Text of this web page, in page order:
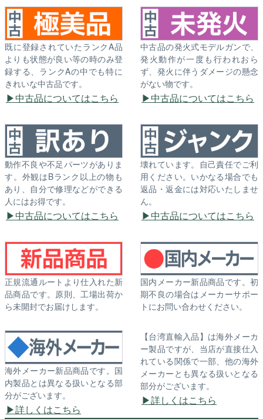
既に登録されていたランクA品
よりも状態が良い等の時のみ登
録する、ランクAの中でも特に
きれいな中古品です。
中古品についてはこちら
中古品の発火式モデルガンで、
発火動作が一度も行われおら
ず、発火に伴うダメージの懸念
がない物です。
中古品についてはこちら
動作不良や不足パーツがありま
す。外観はBランク以上の物も
あり、自分で修理などができる
人にはお得です。
中古品についてはこちら
壊れています。自己責任でご利
用ください。いかなる場合でも
返品・返金には対応いたしませ
ん。
中古品についてはこちら
正規流通ルートより仕入れた新
品商品です。原則、工場出荷か
ら未開封でお届けします。
国内メーカー新品商品です。初
期不良の場合はメーカーサポー
トにお問い合わせください。
海外メーカー新品商品です。国
内製品とは異なる扱いとなる部
分がございます。
詳しくはこちら
【台湾直輸入品】は海外メーカ
ー製品ですが、当店が直接仕入
れている関係で一部、他の海外
メーカーとも異なる扱いとなる
部分がございます。
詳しくはこちら